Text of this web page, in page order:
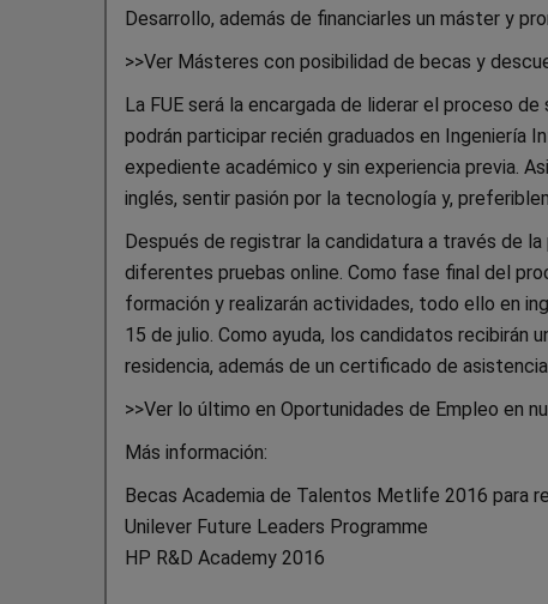
Desarrollo, además de financiarles un máster y
>>Ver Másteres con posibilidad de becas y
La FUE será la encargada de liderar el proceso
podrán participar recién graduados en Ingeniería
expediente académico y sin experiencia previa.
inglés, sentir pasión por la tecnología y,
Después de registrar la candidatura a través de
diferentes pruebas online. Como fase final del
formación y realizarán actividades, todo ello en
15 de julio. Como ayuda, los candidatos recibirán
residencia, además de un certificado de
>>Ver lo último en Oportunidades de Empleo en
Más información:
Becas Academia de Talentos Metlife 2016 para
Unilever Future Leaders Programme
HP R&D Academy 2016